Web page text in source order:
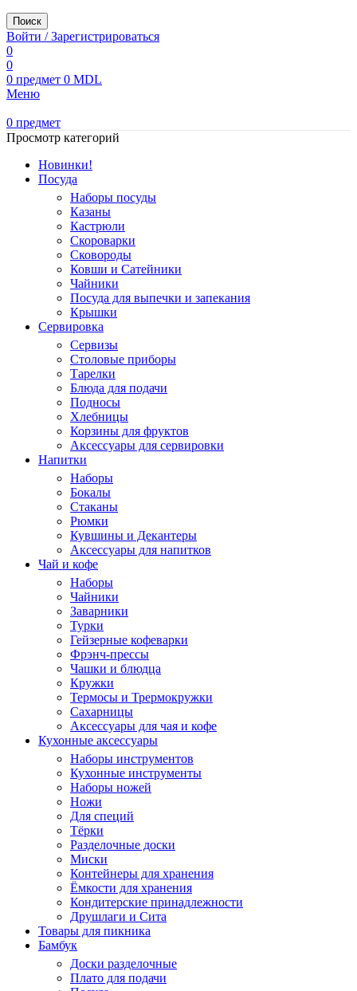
Поиск
Войти / Зарегистрироваться
0
0
0 предмет 0 MDL
Меню
0 предмет
Просмотр категорий
Новинки!
Посуда
Наборы посуды
Казаны
Кастрюли
Скороварки
Сковороды
Ковши и Сатейники
Чайники
Посуда для выпечки и запекания
Крышки
Сервировка
Сервизы
Столовые приборы
Тарелки
Блюда для подачи
Подносы
Хлебницы
Корзины для фруктов
Аксессуары для сервировки
Напитки
Наборы
Бокалы
Стаканы
Рюмки
Кувшины и Декантеры
Аксессуары для напитков
Чай и кофе
Наборы
Чайники
Заварники
Турки
Гейзерные кофеварки
Фрэнч-прессы
Чашки и блюдца
Кружки
Термосы и Трермокружки
Сахарницы
Аксессуары для чая и кофе
Кухонные аксессуары
Наборы инструментов
Кухонные инструменты
Наборы ножей
Ножи
Для специй
Тёрки
Разделочные доски
Миски
Контейнеры для хранения
Ёмкости для хранения
Кондитерские принадлежности
Друшлаги и Сита
Товары для пикника
Бамбук
Доски разделочные
Плато для подачи